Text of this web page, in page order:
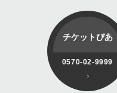
チケットぴあ
0570-02-9999